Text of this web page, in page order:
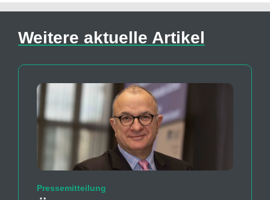
Weitere aktuelle Artikel
Pressemitteilung